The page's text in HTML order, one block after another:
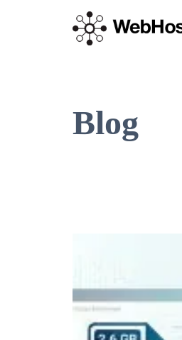
Blog